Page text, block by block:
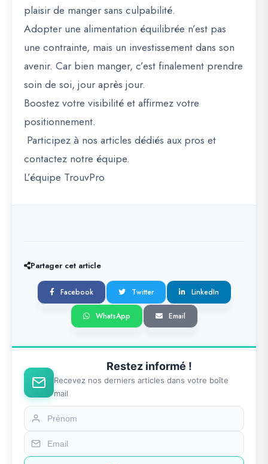
plaisir de manger sans culpabilité.
Adopter une alimentation équilibrée n’est pas
une contrainte, mais un investissement dans son
avenir. Car bien manger, c’est finalement prendre
soin de soi, jour après jour.
Boostez votre visibilité et affirmez votre
positionnement.
Participez à nos articles dédiés aux pros et
contactez notre équipe.
L’équipe TrouvPro
Partager cet article
Facebook Twitter LinkedIn
WhatsApp Email
Restez informé !
Recevez nos derniers articles dans votre boîte
mail